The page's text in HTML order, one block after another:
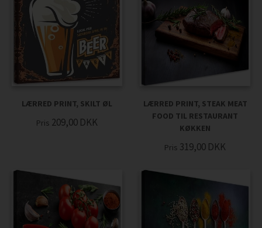
LÆRRED PRINT, SKILT ØL
Pris 209,00 DKK
LÆRRED PRINT, STEAK MEAT
FOOD TIL RESTAURANT
KØKKEN
Pris 319,00 DKK